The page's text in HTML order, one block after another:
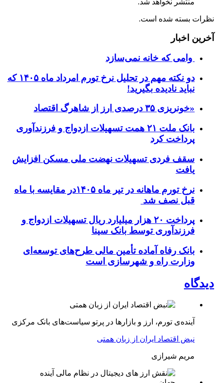
منتشر نخواهد شد.
نظرات بسته شده است.
آخرین اخبار
وامی که خانه نمی‌سازد
دو نکته مهم در تحلیل نرخ تورم امرداد ماه ۱۴۰۵ که
نباید نادیده بگیرید!
«خونریزی ۳۵ درصدی ارز از شاهرگ اقتصاد
بانک ملت ۲۱ همت تسهیلات ازدواج و فرزندآوری
پرداخت کرد
سقف فردی تسهیلات نهضت ملی مسکن افزایش
یافت
نرخ تورم ماهانه در تیر ماه ۱۴۰۵در مقایسه با ماه
قبل نصف شد
پرداخت ۲۰ هزار میلیارد ریال تسهیلات ازدواج و
فرزند‌آوری توسط بانک سینا
بانک رفاه آماده تأمین مالی طرح‌های توسعه‌ای
وزارت راه و شهرسازی است
دیدگاه
آینده‌ی تورم، ارز و بازارها در پرتو سیاست‌های بانک مرکزی
نبض اقتصاد ایران از زبان همتی
مریم شیرازی